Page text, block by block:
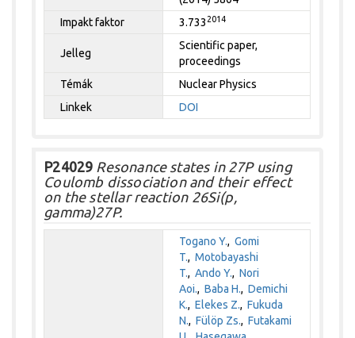
Impakt faktor
3.733 2014
Jelleg
Scientific paper,
proceedings
Témák
Nuclear Physics
Linkek
DOI
P24029 Resonance states in 27P using
Coulomb dissociation and their effect
on the stellar reaction 26Si(p,
gamma)27P.
Togano Y.,Gomi
T.,Motobayashi
T.,Ando Y.,Nori
Aoi.,Baba H.,Demichi
K.,Elekes Z.,Fukuda
N.,Fülöp Zs.,Futakami